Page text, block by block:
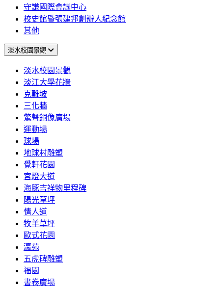
守謙國際會議中心
校史館暨張建邦創辦人紀念館
其他
淡水校園景觀
淡水校園景觀
淡江大學花牆
克難坡
三化牆
驚聲銅像廣場
運動場
球場
地球村雕塑
覺軒花園
宮燈大道
海豚吉祥物里程碑
陽光草坪
情人道
牧羊草坪
歐式花園
瀛苑
五虎碑雕塑
福園
書卷廣場